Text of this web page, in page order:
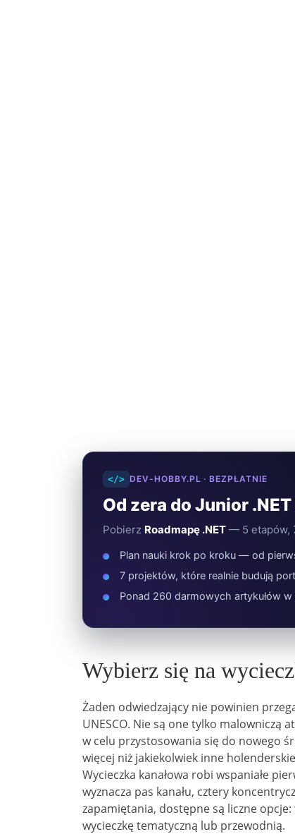
</> DEV-HOBBY.PL · BEZPŁATNIE
Od zera do Junior
Pobierz Roadmapę .NET — 5 etapów,
Plan nauki krok po kroku — od
7 projektów, które realnie budują
Ponad 260 darmowych artykułów w
Wybierz się na
Żaden odwiedzający nie powinien
UNESCO. Nie są one tylko malowniczą
w celu przystosowania się do nowego
więcej niż jakiekolwiek inne
Wycieczka kanałowa robi wspaniałe
wyznacza pas kanału, cztery
zapamiętania, dostępne są liczne
wycieczkę tematyczną lub przewodnią.